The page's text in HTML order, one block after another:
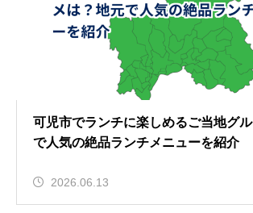
可児市でランチに楽しめるご当地グ
で人気の絶品ランチメニューを紹介
2026.06.13